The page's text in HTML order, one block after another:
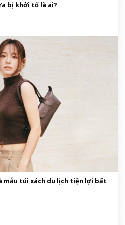
bị khởi tố là ai?
mẫu túi xách du lịch tiện lợi bất